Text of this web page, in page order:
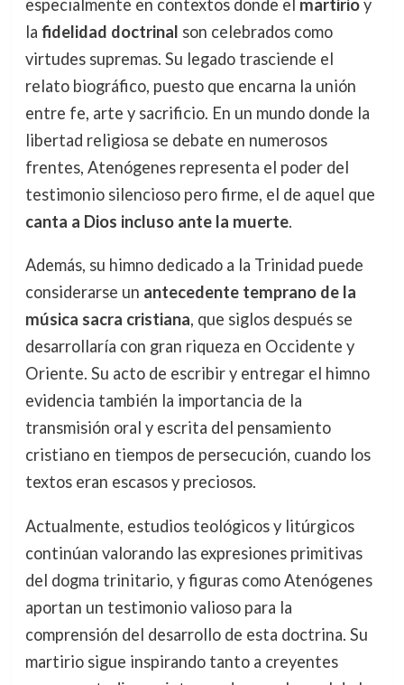
especialmente en contextos donde el martirioy
la fidelidad doctrinal son celebrados como
virtudes supremas. Su legado trasciende el
relato biográfico, puesto que encarna la unión
entre fe, arte y sacrificio. En un mundo donde la
libertad religiosa se debate en numerosos
frentes, Atenógenes representa el poder del
testimonio silencioso pero firme, el de aquel que
canta a Dios incluso ante la muerte.
Además, su himno dedicado a la Trinidad puede
considerarse un antecedente temprano de la
música sacra cristiana, que siglos después se
desarrollaría con gran riqueza en Occidente y
Oriente. Su acto de escribir y entregar el himno
evidencia también la importancia de la
transmisión oral y escrita del pensamiento
cristiano en tiempos de persecución, cuando los
textos eran escasos y preciosos.
Actualmente, estudios teológicos y litúrgicos
continúan valorando las expresiones primitivas
del dogma trinitario, y figuras como Atenógenes
aportan un testimonio valioso para la
comprensión del desarrollo de esta doctrina. Su
martirio sigue inspirando tanto a creyentes